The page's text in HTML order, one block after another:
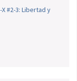
#2-3: Libertad y